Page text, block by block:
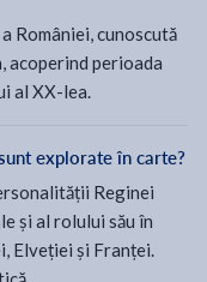
României, cunoscută
acoperind perioada
al XX-lea.
explorate în carte?
Reginei
și al rolului său în
Elveției și Franței.